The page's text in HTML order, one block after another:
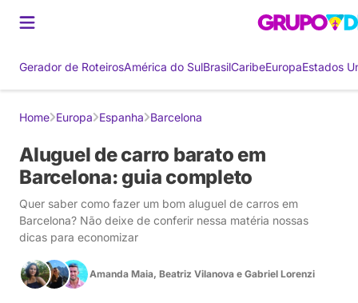
Gerador de RoteirosAmérica do SulBrasilCaribeEuropaEstados
Home Europa Espanha Barcelona
Aluguel de carro barato em
Barcelona: guia completo
Quer saber como fazer um bom aluguel de carros em
Barcelona? Não deixe de conferir nessa matéria nossas
dicas para economizar
Amanda Maia, Beatriz Vilanova e Gabriel Lorenzi